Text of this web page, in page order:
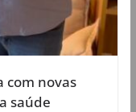
com novas
saúde